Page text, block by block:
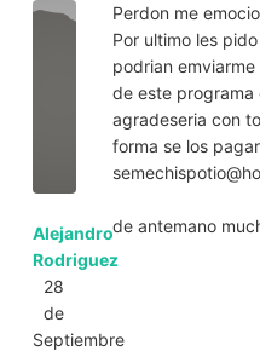
Alejandro
Rodriguez
28
de
Septiembre
Perdon me
Por ultimo les
podrian
de este programa
agradeseria con
forma se los
de antemano